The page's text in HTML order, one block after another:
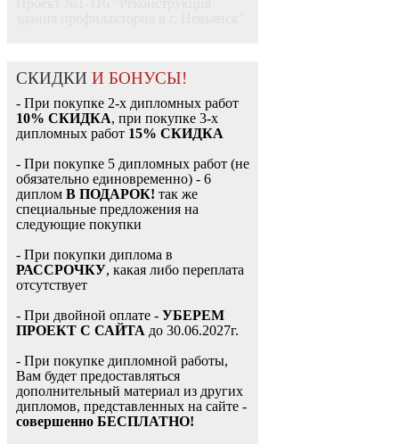
СКИДКИ И БОНУСЫ!
- При покупке 2-х дипломных работ
10% СКИДКА, при покупке 3-х
дипломных работ 15% СКИДКА
- При покупке 5 дипломных работ (не
обязательно единовременно) - 6
диплом В ПОДАРОК! так же
специальные предложения на
следующие покупки
- При покупки диплома в
РАССРОЧКУ, какая либо переплата
отсутствует
- При двойной оплате - УБЕРЕМ
ПРОЕКТ С САЙТА до 30.06.2027г.
- При покупке дипломной работы,
Вам будет предоставляться
дополнительный материал из других
дипломов, представленных на сайте -
совершенно БЕСПЛАТНО!